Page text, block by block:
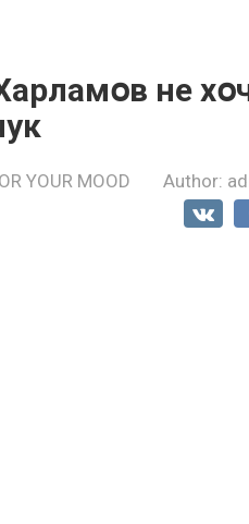
не
YOUR MOOD Author: